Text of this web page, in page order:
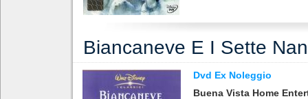
Biancaneve E I Sette
Dvd Ex Noleggio
Buena Vista Home